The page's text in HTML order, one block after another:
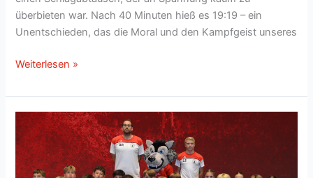
überbieten war. Nach 40 Minuten hieß es 19:19 – ein
Unentschieden, das die Moral und den Kampfgeist unseres
Krimi
Sonntagabend:
Jungwölfe
erkämpfen
sich
ein
Weiterlesen »